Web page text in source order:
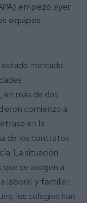
empezó ayer
equipos
marcado
más de dos
comienzo a
en la
de los contratos
La situación
se acogen a
laboral y familiar.
los colegios han